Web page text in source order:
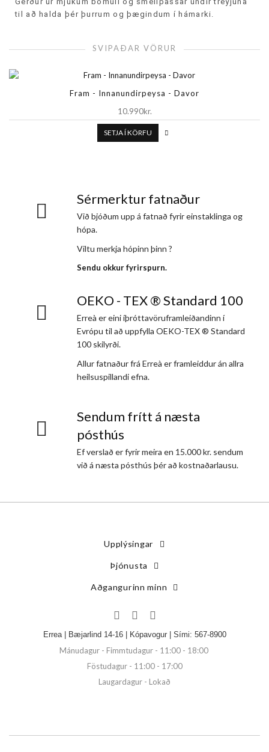
til að halda þér þurrum og þægindum í hámarki.
SVIPAÐAR VÖRUR
Fram - Innanundirpeysa - Davor
10.990kr.
SETJA Í KÖRFU
Sérmerktur fatnaður
Við bjóðum upp á fatnað fyrir einstaklinga og
hópa.
Viltu merkja hópinn þinn ?
Sendu okkur fyrirspurn.
OEKO - TEX ® Standard 100
Erreà er eini íþróttavöruframleiðandinn í
Evrópu til að uppfylla OEKO-TEX ® Standard
100 skilyrði.
Allur fatnaður frá Erreà er framleiddur án allra
heilsuspillandi efna.
Sendum frítt á næsta
pósthús
Ef verslað er fyrir meira en 15.000 kr. sendum
við á næsta pósthús þér að kostnaðarlausu.
Upplýsingar
Þjónusta
Aðgangurinn minn
Errea | Bæjarlind 14-16 | Kópavogur | Sími: 567-8900
Mánudagur - Fimmtudagur - 11:00 - 18:00
Föstudagur - 11:00 - 17:00
Laugardagur - Lokað